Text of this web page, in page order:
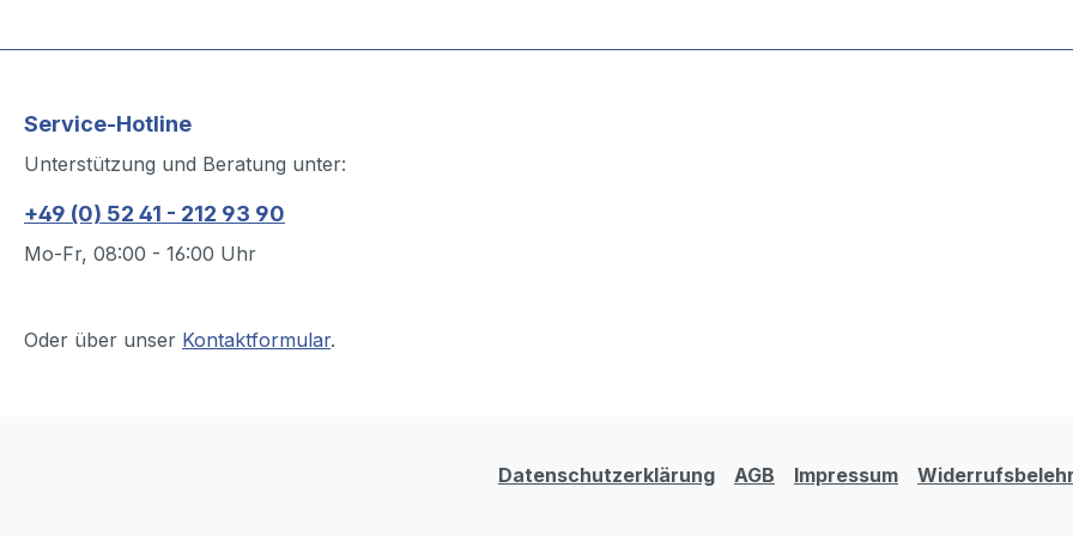
Service-Hotline
Unterstützung und Beratung unter:
+49 (0) 52 41 - 212 93 90
Mo-Fr, 08:00 - 16:00 Uhr
Oder über unser Kontaktformular.
Datenschutzerklärung AGB Impressum